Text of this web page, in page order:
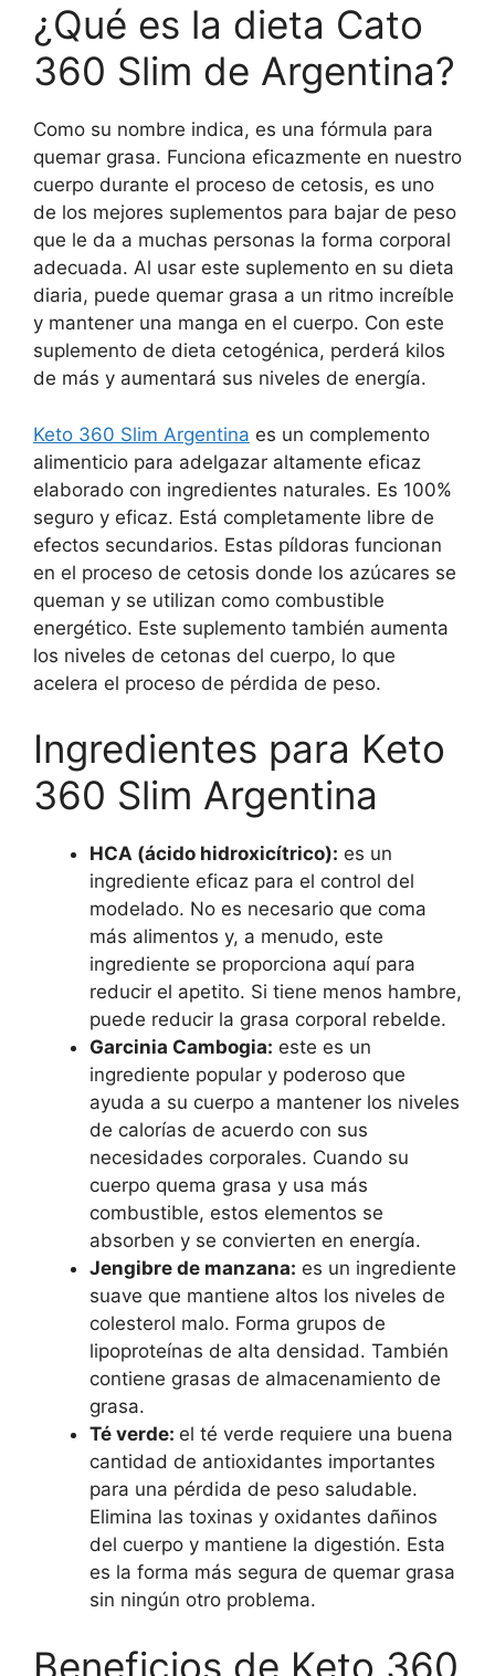
¿Qué es la dieta Cato
360 Slim de Argentina?
Como su nombre indica, es una fórmula para
quemar grasa. Funciona eficazmente en nuestro
cuerpo durante el proceso de cetosis, es uno
de los mejores suplementos para bajar de peso
que le da a muchas personas la forma corporal
adecuada. Al usar este suplemento en su dieta
diaria, puede quemar grasa a un ritmo increíble
y mantener una manga en el cuerpo. Con este
suplemento de dieta cetogénica, perderá kilos
de más y aumentará sus niveles de energía.
Keto 360 Slim Argentina es un complemento
alimenticio para adelgazar altamente eficaz
elaborado con ingredientes naturales. Es 100%
seguro y eficaz. Está completamente libre de
efectos secundarios. Estas píldoras funcionan
en el proceso de cetosis donde los azúcares se
queman y se utilizan como combustible
energético. Este suplemento también aumenta
los niveles de cetonas del cuerpo, lo que
acelera el proceso de pérdida de peso.
Ingredientes para Keto
360 Slim Argentina
HCA (ácido hidroxicítrico): es un
ingrediente eficaz para el control del
modelado. No es necesario que coma
más alimentos y, a menudo, este
ingrediente se proporciona aquí para
reducir el apetito. Si tiene menos hambre,
puede reducir la grasa corporal rebelde.
Garcinia Cambogia: este es un
ingrediente popular y poderoso que
ayuda a su cuerpo a mantener los niveles
de calorías de acuerdo con sus
necesidades corporales. Cuando su
cuerpo quema grasa y usa más
combustible, estos elementos se
absorben y se convierten en energía.
Jengibre de manzana: es un ingrediente
suave que mantiene altos los niveles de
colesterol malo. Forma grupos de
lipoproteínas de alta densidad. También
contiene grasas de almacenamiento de
grasa.
Té verde: el té verde requiere una buena
cantidad de antioxidantes importantes
para una pérdida de peso saludable.
Elimina las toxinas y oxidantes dañinos
del cuerpo y mantiene la digestión. Esta
es la forma más segura de quemar grasa
sin ningún otro problema.
Beneficios de Keto 360